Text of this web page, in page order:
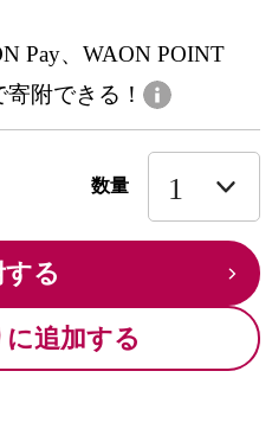
Pay、WAON POINT
附できる！
数量
る
追加する